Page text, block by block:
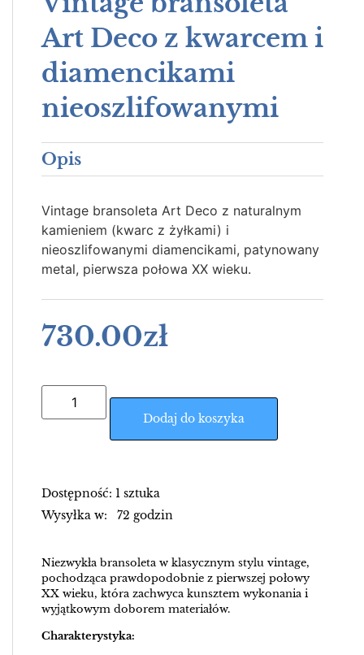
Art Deco z kwarcem i
diamencikami
nieoszlifowanymi
Opis
Vintage bransoleta Art Deco z naturalnym
kamieniem (kwarc z żyłkami) i
nieoszlifowanymi diamencikami, patynowany
metal, pierwsza połowa XX wieku.
730.00zł
Dodaj do koszyka
Dostępność: 1 sztuka
Wysyłka w: 72 godzin
Niezwykła bransoleta w klasycznym stylu vintage,
pochodząca prawdopodobnie z pierwszej połowy
XX wieku, która zachwyca kunsztem wykonania i
wyjątkowym doborem materiałów.
Charakterystyka: